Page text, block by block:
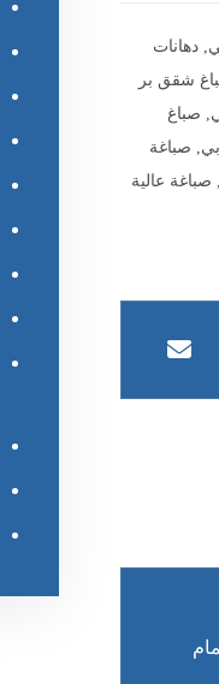
,دهانات
شقق بر
صباغ
صباغة
صباغة عالية